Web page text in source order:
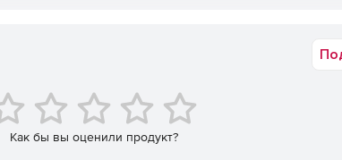
его профиль, фотографию, место в иерархии компании.
в систему и помогает предотвратить атаки
смене паролей пользователями. Каждый
об окончании действия пароля и может
Как бы вы оценили продукт?